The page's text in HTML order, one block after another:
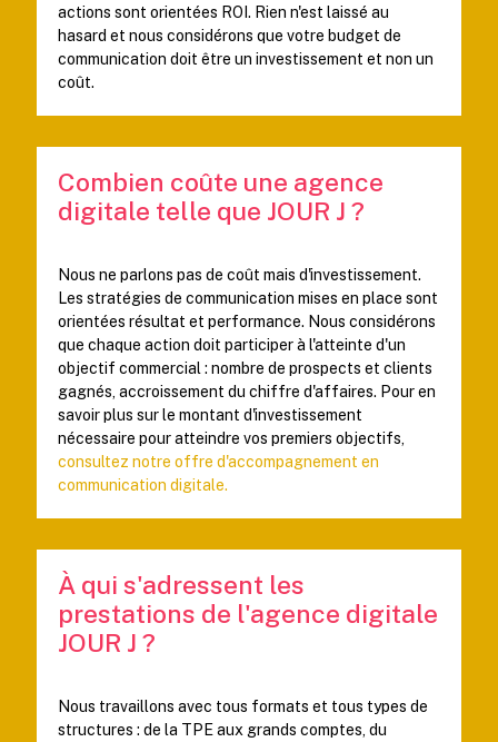
actions sont orientées ROI. Rien n'est laissé au
hasard et nous considérons que votre budget de
communication doit être un investissement et non un
coût.
Combien coûte une agence
digitale telle que JOUR J ?
Nous ne parlons pas de coût mais d'investissement.
Les stratégies de communication mises en place sont
orientées résultat et performance. Nous considérons
que chaque action doit participer à l'atteinte d'un
objectif commercial : nombre de prospects et clients
gagnés, accroissement du chiffre d'affaires. Pour en
savoir plus sur le montant d'investissement
nécessaire pour atteindre vos premiers objectifs,
consultez notre offre d'accompagnement en
communication digitale.
À qui s'adressent les
prestations de l'agence digitale
JOUR J ?
Nous travaillons avec tous formats et tous types de
structures : de la TPE aux grands comptes, du